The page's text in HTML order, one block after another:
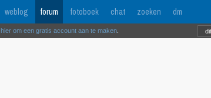
weblog forum fotoboek chat zoeken dm
hier om een gratis account aan te maken